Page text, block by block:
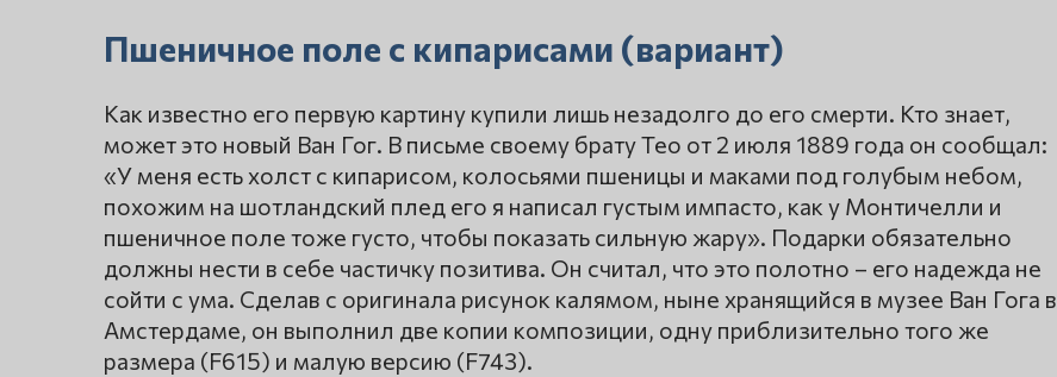
Пшеничное поле с кипарисами (вариант)
Как известно его первую картину купили лишь незадолго до его смерти. Кто знает,
может это новый Ван Гог. В письме своему брату Тео от 2 июля 1889 года он сообщал:
«У меня есть холст с кипарисом, колосьями пшеницы и маками под голубым небом,
похожим на шотландский плед его я написал густым импасто, как у Монтичелли и
пшеничное поле тоже густо, чтобы показать сильную жару». Подарки обязательно
должны нести в себе частичку позитива. Он считал, что это полотно – его надежда не
сойти с ума. Сделав с оригинала рисунок калямом, ныне хранящийся в музее Ван Гога в
Амстердаме, он выполнил две копии композиции, одну приблизительно того же
размера (F615) и малую версию (F743).